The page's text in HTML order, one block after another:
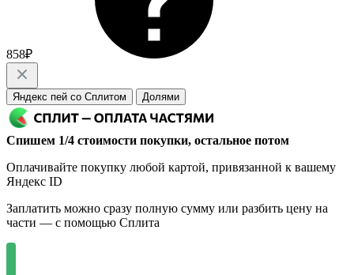
858₽
Яндекс пей со Сплитом Долями
Спишем 1/4 стоимости покупки, остальное потом
Оплачивайте покупку любой картой, привязанной к вашему
Яндекс ID
Заплатить можно сразу полную сумму или разбить цену на
части — с помощью Сплита